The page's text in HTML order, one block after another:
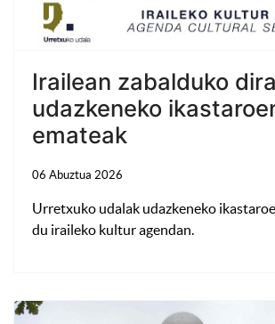
Irailean zabalduko dira
udazkeneko
emateak
06 Abuztua 2026
Urretxuko udalak udazkeneko
du iraileko kultur agendan.